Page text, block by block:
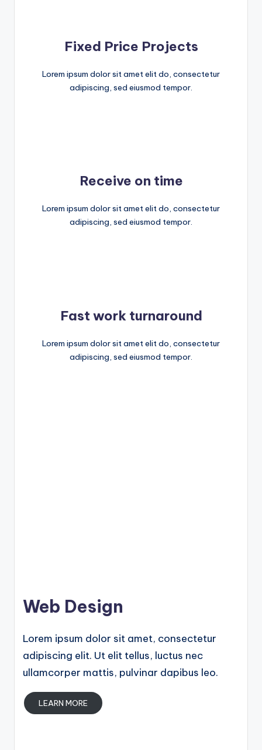
Fixed Price Projects
Lorem ipsum dolor sit amet elit do, consectetur
adipiscing, sed eiusmod tempor.
Receive on time
Lorem ipsum dolor sit amet elit do, consectetur
adipiscing, sed eiusmod tempor.
Fast work turnaround
Lorem ipsum dolor sit amet elit do, consectetur
adipiscing, sed eiusmod tempor.
Web Design
Lorem ipsum dolor sit amet, consectetur
adipiscing elit. Ut elit tellus, luctus nec
ullamcorper mattis, pulvinar dapibus leo.
LEARN MORE